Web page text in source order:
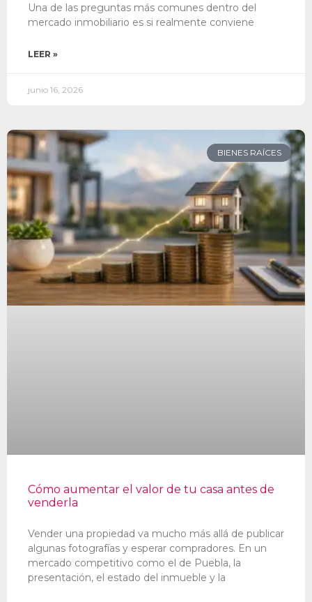
Una de las preguntas más comunes dentro del
mercado inmobiliario es si realmente conviene
LEER »
junio 16, 2026
BIENES RAÍCES
Cómo aumentar el valor de tu casa antes de
venderla
Vender una propiedad va mucho más allá de publicar
algunas fotografías y esperar compradores. En un
mercado competitivo como el de Puebla, la
presentación, el estado del inmueble y la